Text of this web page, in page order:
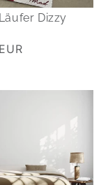
Dizzy